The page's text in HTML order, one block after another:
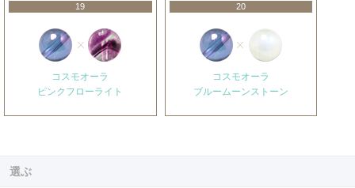
19
コスモオーラ
ピンクフローライト
20
コスモオーラ
ブルームーンストーン
選ぶ